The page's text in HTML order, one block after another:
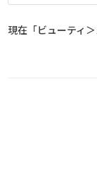
現在「ビューティ